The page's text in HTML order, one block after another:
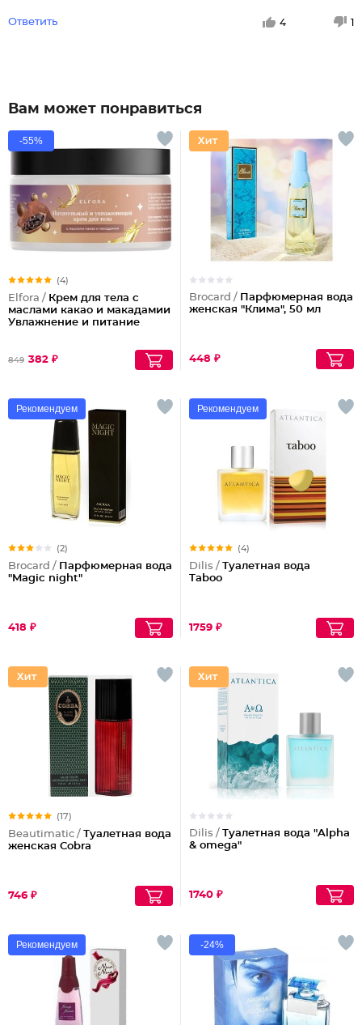
Ответить 4 1
Вам может понравиться
-55%
(4)
Elfora / Крем для тела с
маслами какао и макадамии
Увлажнение и питание
849 382 ₽
Brocard / Парфюмерная вода
женская "Клима", 50 мл
448 ₽
Рекомендуем
(2)
Brocard / Парфюмерная вода
"Magic night"
418 ₽
Рекомендуем
(4)
Dilis / Туалетная вода
Taboo
1759 ₽
(17)
Beautimatic / Туалетная вода
женская Cobra
746 ₽
Dilis / Туалетная вода "Alpha
& omega"
1740 ₽
Рекомендуем -24%